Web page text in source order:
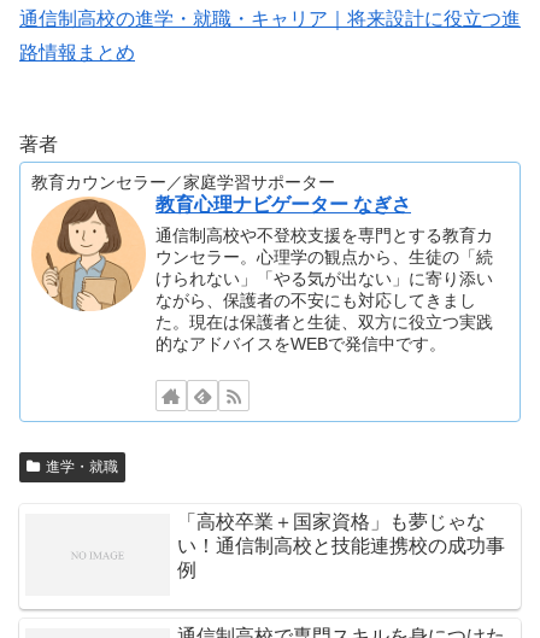
通信制高校の進学・就職・キャリア｜将来設計に役立つ進
路情報まとめ
著者
教育カウンセラー／家庭学習サポーター
教育心理ナビゲーター なぎさ
通信制高校や不登校支援を専門とする教育カ
ウンセラー。心理学の観点から、生徒の「続
けられない」「やる気が出ない」に寄り添い
ながら、保護者の不安にも対応してきまし
た。現在は保護者と生徒、双方に役立つ実践
的なアドバイスをWEBで発信中です。
進学・就職
「高校卒業＋国家資格」も夢じゃな
い！通信制高校と技能連携校の成功事
例